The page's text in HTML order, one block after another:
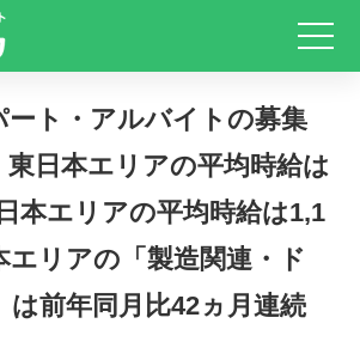
ート・アルバイトの募集
日本エリアの平均時給は
本エリアの平均時給は1,1
エリアの「製造関連・ド
は前年同月比42ヵ月連続